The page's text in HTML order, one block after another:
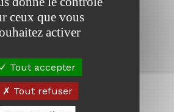
ceux que vous
activer
Tout accepter
Tout refuser